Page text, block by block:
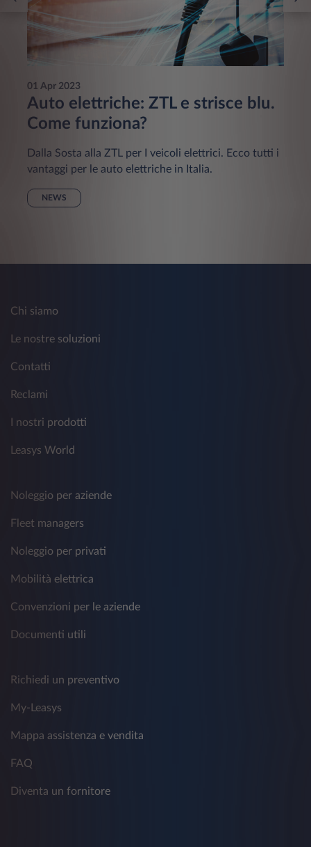
01 Apr 2023
Auto elettriche: ZTL e strisce blu.
Come funziona?
Dalla Sosta alla ZTL per I veicoli elettrici. Ecco tutti i
vantaggi per le auto elettriche in Italia.
NEWS
Chi siamo
Le nostre soluzioni
Contatti
Reclami
I nostri prodotti
Leasys World
Noleggio per aziende
Fleet managers
Noleggio per privati
Mobilità elettrica
Convenzioni per le aziende
Documenti utili
Richiedi un preventivo
My-Leasys
Mappa assistenza e vendita
FAQ
Diventa un fornitore